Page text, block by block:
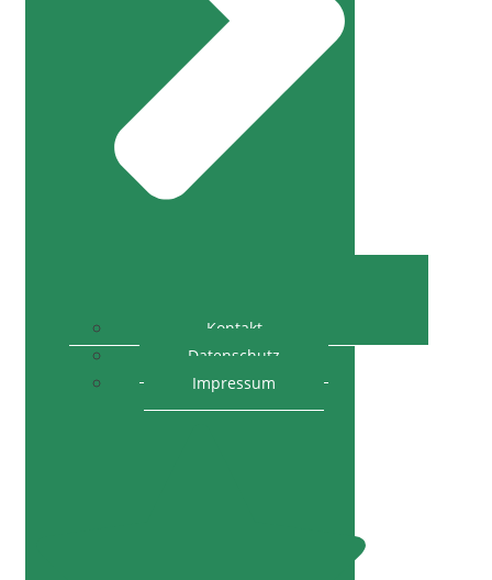
Kontakt
Datenschutz
Impressum